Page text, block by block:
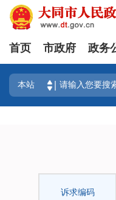
首页 市政府 政务
本站
诉求编码